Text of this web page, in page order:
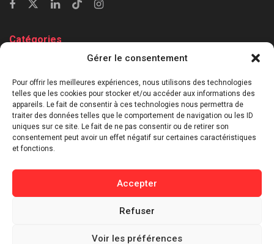
Gérer le consentement
Pour offrir les meilleures expériences, nous utilisons des technologies
telles que les cookies pour stocker et/ou accéder aux informations des
appareils. Le fait de consentir à ces technologies nous permettra de
traiter des données telles que le comportement de navigation ou les ID
uniques sur ce site. Le fait de ne pas consentir ou de retirer son
consentement peut avoir un effet négatif sur certaines caractéristiques
et fonctions.
Accepter
Refuser
Voir les préférences
Catégories
Économie & Business
⁠Culture & Divertissement
⁠Tech & Innovation
Sport
Lifestyle